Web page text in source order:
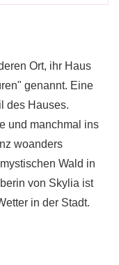
Ort, ihr Haus
genannt. Eine
des Hauses.
und manchmal ins
woanders
Wald in
von Skylia ist
in der Stadt.